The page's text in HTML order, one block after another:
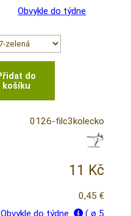
Obvykle do týdne
0126-filc3kolecko
11 Kč
0,45 €
Obvykle do týdne
( ø 5